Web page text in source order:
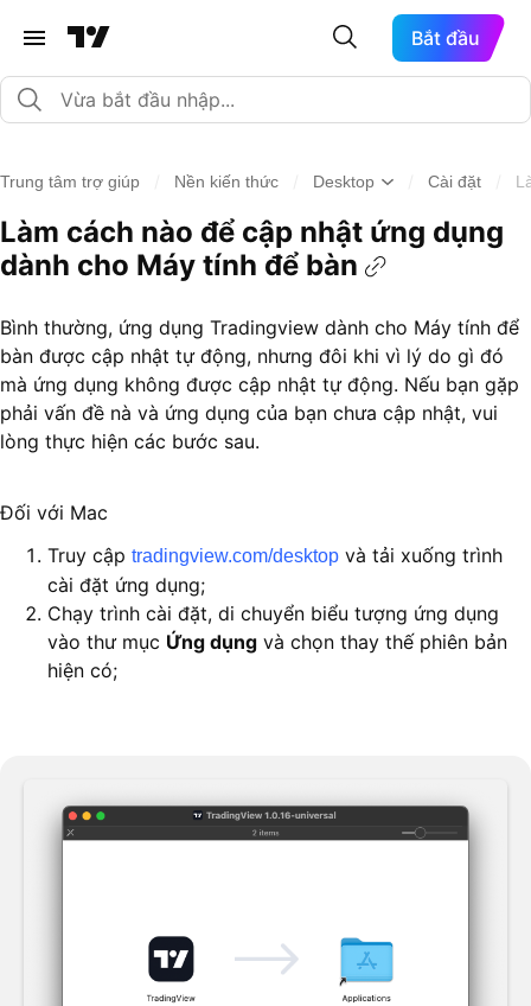
Bắt đầu
Trung tâm trợ giúp Nền kiến thức Desktop Cài đặt
Làm cách nào để cập nhật ứng dụng
dành cho Máy tính để bàn
Bình thường, ứng dụng Tradingview dành cho Máy tính để
bàn được cập nhật tự động, nhưng đôi khi vì lý do gì đó
mà ứng dụng không được cập nhật tự động. Nếu bạn gặp
phải vấn đề nà và ứng dụng của bạn chưa cập nhật, vui
lòng thực hiện các bước sau.
Đối với Mac
Truy cập tradingview.com/desktop và tải xuống trình
cài đặt ứng dụng;
Chạy trình cài đặt, di chuyển biểu tượng ứng dụng
vào thư mục Ứng dụng và chọn thay thế phiên bản
hiện có;